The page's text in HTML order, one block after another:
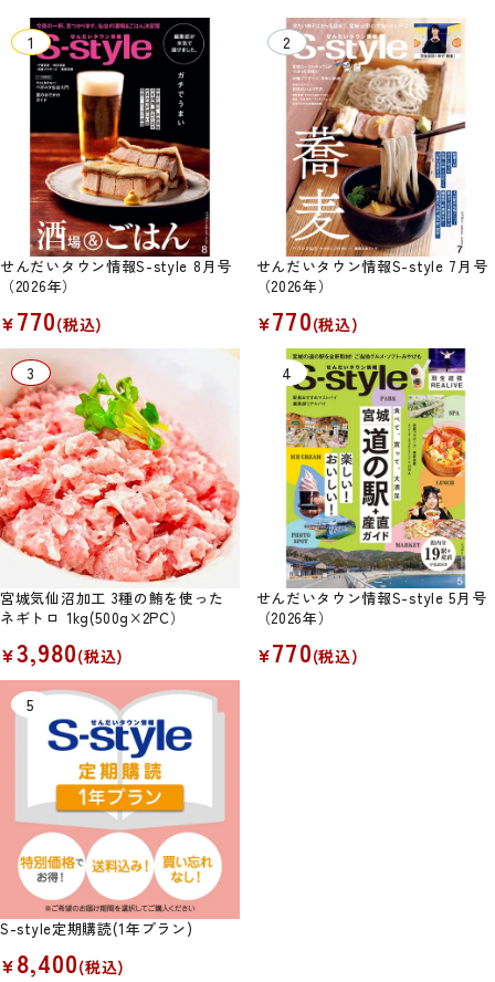
せんだいタウン情報S-style 8月号
（2026年）
¥770(税込)
せんだいタウン情報S-style 7月号
（2026年）
¥770(税込)
宮城気仙沼加工 3種の鮪を使った
ネギトロ 1kg(500g×2PC）
¥3,980(税込)
せんだいタウン情報S-style 5月号
（2026年）
¥770(税込)
S-style定期購読(1年プラン)
¥8,400(税込)